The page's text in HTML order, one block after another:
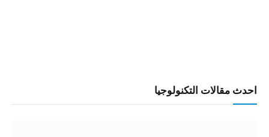
احدث مقالات التكنولوجيا